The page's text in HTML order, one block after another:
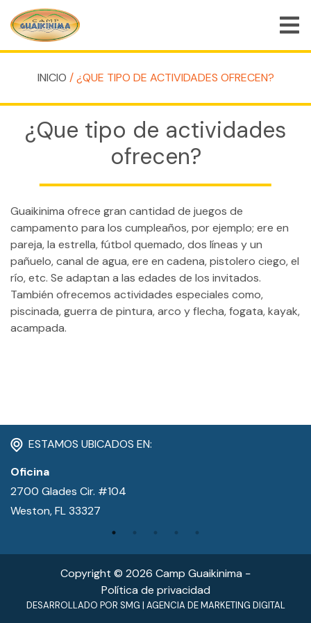
PROGRAMAS DE CAMPAMENTO DE VERANO
PROGRAMAS ESPECIALES
TIENDA
EMPLEOS
BLOG
CONTACTO
INICIO / ¿QUE TIPO DE ACTIVIDADES OFRECEN?
¿Que tipo de actividades
ofrecen?
Guaikinima ofrece gran cantidad de juegos de
campamento para los cumpleaños, por ejemplo; ere en
pareja, la estrella, fútbol quemado, dos líneas y un
pañuelo, canal de agua, ere en cadena, pistolero ciego, el
río, etc. Se adaptan a las edades de los invitados.
También ofrecemos actividades especiales como,
piscinada, guerra de pintura, arco y flecha, fogata, kayak,
acampada.
ESTAMOS UBICADOS EN:
Oficina
2700 Glades Cir. #104
Weston, FL 33327
Copyright © 2026 Camp Guaikinima −
Política de privacidad
DESARROLLADO POR SMG | AGENCIA DE MARKETING DIGITAL